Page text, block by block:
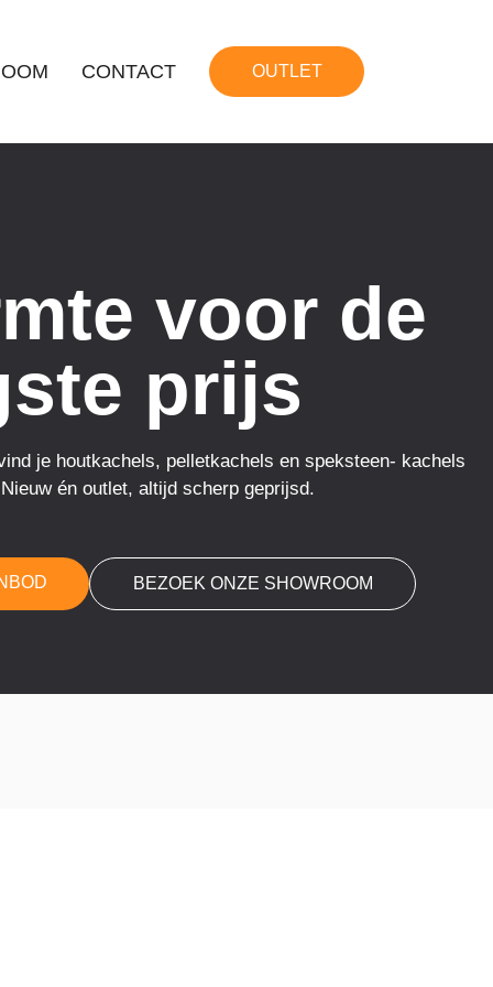
CONTACT OUTLET
voor de
prijs
je houtkachels, pelletkachels en speksteen- kachels
én outlet, altijd scherp geprijsd.
BEZOEK ONZE SHOWROOM